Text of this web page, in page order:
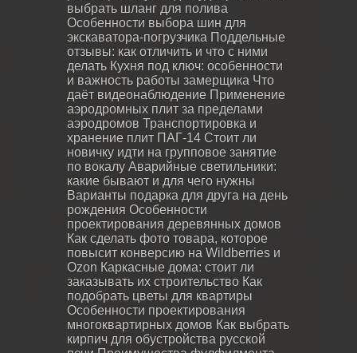
выбрать шланг для полива
Особенности выбора шин для
экскаватора-погрузчика Поддельные
отзывы: как отличить и что с ними
делать Кухня под ключ: особенности
и важность работы замерщика Что
даёт видеонаблюдение Применение
аэродромных плит за пределами
аэродромов Транспортировка и
хранение плит ПАГ-14 Стоит ли
новичку идти на групповое занятие
по вокалу Аварийные светильники:
какие бывают и для чего нужны
Варианты подарка для друга на день
рождения Особенности
проектирования деревянных домов
Как сделать фото товара, которое
повысит конверсию на Wildberries и
Ozon Каркасные дома: стоит ли
заказывать их строительство Как
подобрать цветы для квартиры
Особенности проектирования
многоквартирных домов Как выбрать
кирпич для обустройства русской